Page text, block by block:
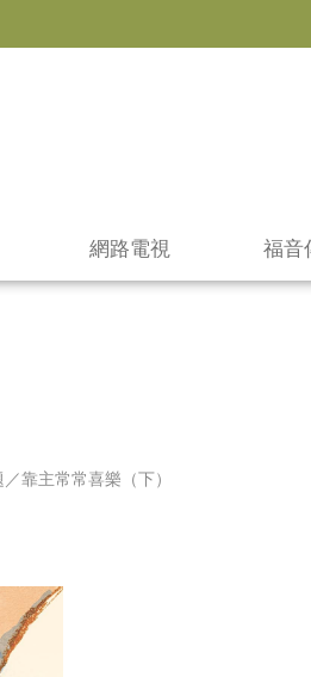
網路電視 福音
靠主常常喜樂（下）